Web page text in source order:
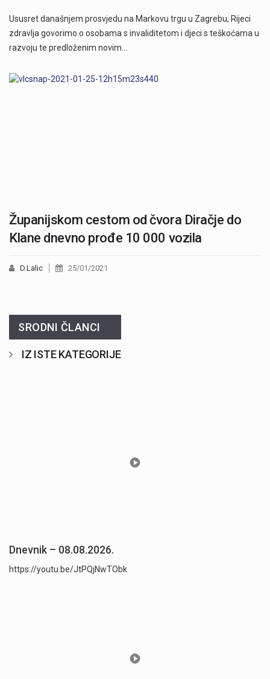
Ususret današnjem prosvjedu na Markovu trgu u Zagrebu, Rijeci
zdravlja govorimo o osobama s invaliditetom i djeci s teškoćama u
razvoju te predloženim novim…
Županijskom cestom od čvora Diračje do
Klane dnevno prođe 10 000 vozila
D.Lalic 25/01/2021
SRODNI ČLANCI
IZ ISTE KATEGORIJE
Dnevnik – 08.08.2026.
https://youtu.be/JtPQjNwTObk